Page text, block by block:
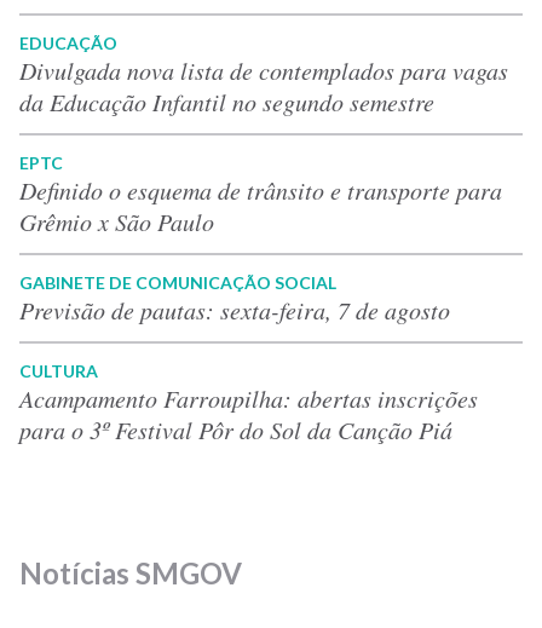
EDUCAÇÃO
Divulgada nova lista de contemplados para vagas
da Educação Infantil no segundo semestre
EPTC
Definido o esquema de trânsito e transporte para
Grêmio x São Paulo
GABINETE DE COMUNICAÇÃO SOCIAL
Previsão de pautas: sexta-feira, 7 de agosto
CULTURA
Acampamento Farroupilha: abertas inscrições
para o 3º Festival Pôr do Sol da Canção Piá
Notícias SMGOV